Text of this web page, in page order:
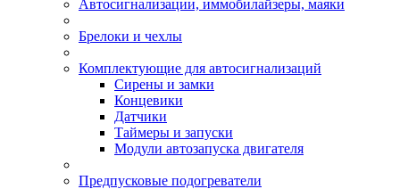
Автосигнализации, иммобилайзеры, маяки
Брелоки и чехлы
Комплектующие для автосигнализаций
Сирены и замки
Концевики
Датчики
Таймеры и запуски
Модули автозапуска двигателя
Предпусковые подогреватели